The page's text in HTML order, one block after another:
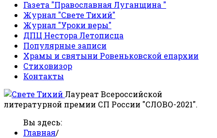
Газета "Православная Луганщина "
Журнал "Свете Тихий"
Журнал "Уроки веры"
ДПЦ Нестора Летописца
Популярные записи
Храмы и святыни Ровеньковской епархии
Стиховизор
Контакты
Лауреат Всероссийской
литературной премии СП России "СЛОВО-2021".
Вы здесь:
Главная/